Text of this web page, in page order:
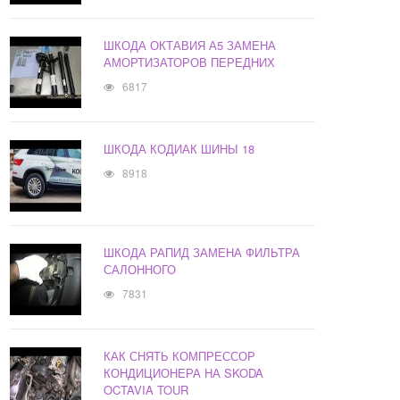
ШКОДА ОКТАВИЯ А5 ЗАМЕНА
АМОРТИЗАТОРОВ ПЕРЕДНИХ
6817
ШКОДА КОДИАК ШИНЫ 18
8918
ШКОДА РАПИД ЗАМЕНА ФИЛЬТРА
САЛОННОГО
7831
КАК СНЯТЬ КОМПРЕССОР
КОНДИЦИОНЕРА НА SKODA
OCTAVIA TOUR